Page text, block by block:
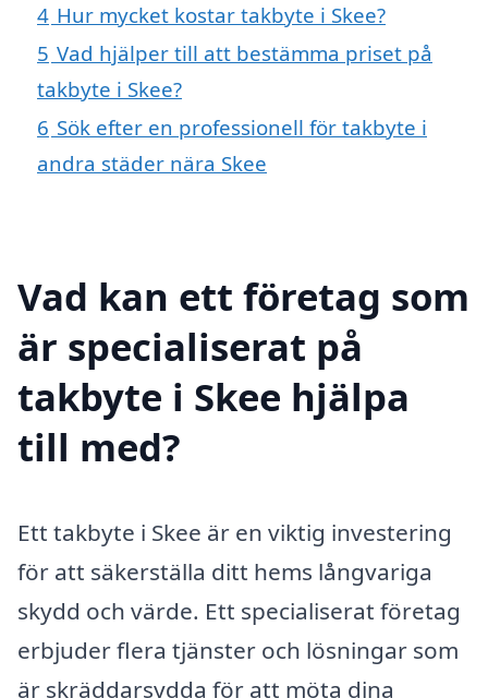
4 Hur mycket kostar takbyte i Skee?
5 Vad hjälper till att bestämma priset på
takbyte i Skee?
6 Sök efter en professionell för takbyte i
andra städer nära Skee
Vad kan ett företag som
är specialiserat på
takbyte i Skee hjälpa
till med?
Ett takbyte i Skee är en viktig investering
för att säkerställa ditt hems långvariga
skydd och värde. Ett specialiserat företag
erbjuder flera tjänster och lösningar som
är skräddarsydda för att möta dina